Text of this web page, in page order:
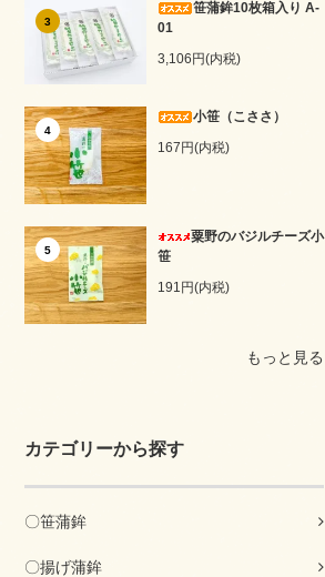
3
笹蒲鉾10枚箱入り A-
01
3,106円(内税)
4
小笹（こささ）
167円(内税)
5
粟野のバジルチーズ小
笹
191円(内税)
もっと見る
カテゴリーから探す
〇笹蒲鉾
〇揚げ蒲鉾